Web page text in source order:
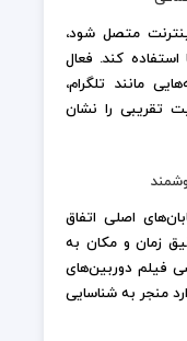
متصل شود،
کند. فعال
مانند تلگرام،
تقریبی را نشان
اصلی اتفاق
زمان و مکان به
فیلم دوربین‌های
دهید. این روش در ۴۰٪ موارد منجر به شناسایی